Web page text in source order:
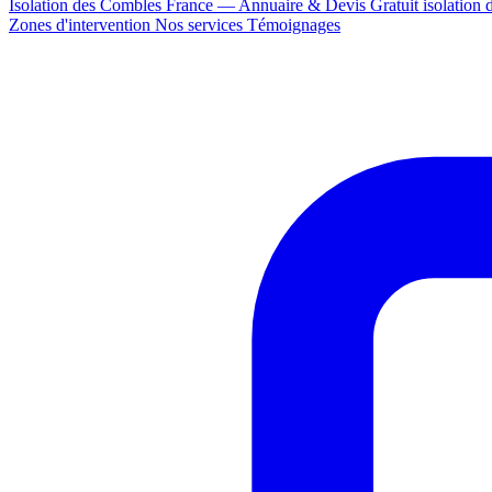
Isolation des Combles France — Annuaire & Devis Gratuit isolation
Zones d'intervention Nos services Témoignages